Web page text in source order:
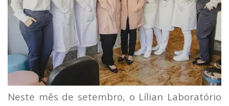
Neste mês de setembro, o Lílian Laboratório